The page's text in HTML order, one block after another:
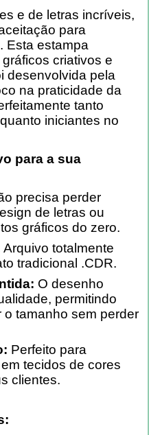
e de letras incríveis,
para
Esta estampa
criativos e
desenvolvida pela
na praticidade da
tanto
iniciantes no
para a sua
precisa perder
de letras ou
gráficos do zero.
Arquivo totalmente
tradicional .CDR.
O desenho
permitindo
tamanho sem perder
Perfeito para
tecidos de cores
clientes.